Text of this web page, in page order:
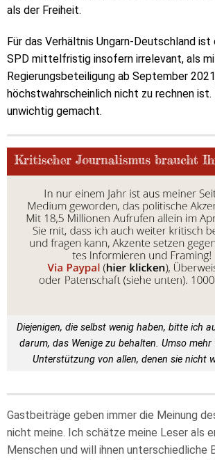
als der Freiheit.
Für das Verhältnis Ungarn-Deutschland
SPD mittelfristig insofern irrelevant, als
Regierungsbeteiligung ab September 2021
höchstwahrscheinlich nicht zu rechnen
unwichtig gemacht.
Diejenigen, die selbst wenig haben, bitte ich
darum, das Wenige zu behalten. Umso
Unterstützung von allen, denen sie nicht
Gastbeiträge geben immer die Meinung
nicht meine. Ich schätze meine Leser als
Menschen und will ihnen unterschiedliche